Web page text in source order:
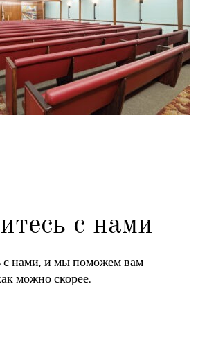
с нами
с нами, и мы поможем вам
можно скорее.